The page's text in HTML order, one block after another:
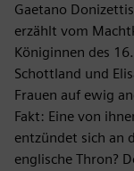
Gaetano
erzählt vom
Königinnen des
Schottland und
Frauen auf ewig
Fakt: Eine von
entzündet sich an
englische Thron?